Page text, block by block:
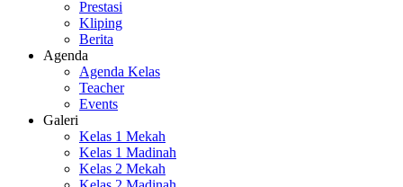
Prestasi
Kliping
Berita
Agenda
Agenda Kelas
Teacher
Events
Galeri
Kelas 1 Mekah
Kelas 1 Madinah
Kelas 2 Mekah